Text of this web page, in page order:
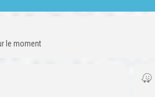
le moment